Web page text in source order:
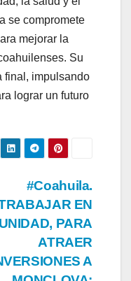
se compromete
mejorar la
Su
final, impulsando
lograr un futuro
#Coahuila.
EN
UNIDAD, PARA
ATRAER
A